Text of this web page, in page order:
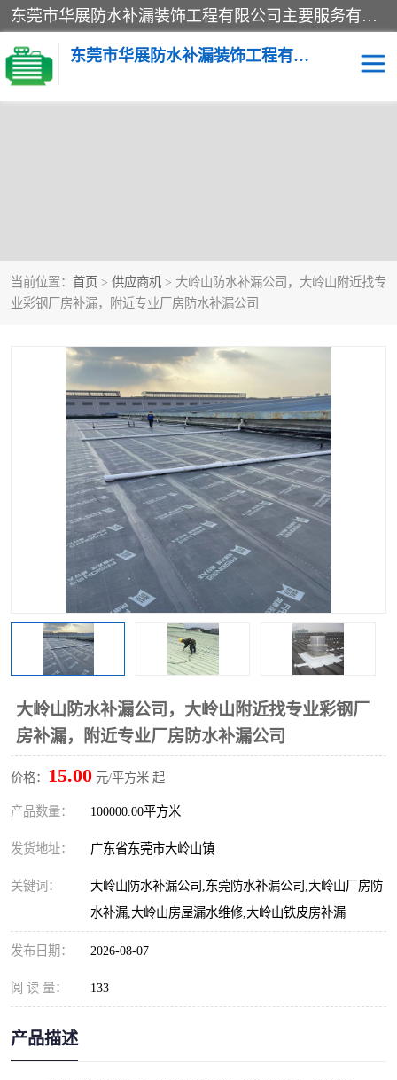
东莞市华展防水补漏装饰工程有限公司主要服务有：东莞防水补漏，东莞厂房防水补漏，东莞房屋渗漏水维修，楼面漏水维修，裂缝补漏，伸缩缝补漏，卫生间防水改造，厕所漏水补漏，外墙窗台补漏，电梯井堵漏，地下车库防水引水工程等
东莞市华展防水补漏装饰工程有限公司
当前位置： 首页 > 供应商机 > 大岭山防水补漏公司，大岭山附近找专
业彩钢厂房补漏，附近专业厂房防水补漏公司
大岭山防水补漏公司，大岭山附近找专业彩钢厂
房补漏，附近专业厂房防水补漏公司
价格： 15.00 元/平方米 起
产品数量： 100000.00平方米
发货地址： 广东省东莞市大岭山镇
关键词：
大岭山防水补漏公司,东莞防水补漏公司,大岭山厂房防
水补漏,大岭山房屋漏水维修,大岭山铁皮房补漏
发布日期： 2026-08-07
阅 读 量： 133
产品描述